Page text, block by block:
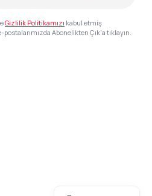
Gizlilik Politikamızı kabul etmiş
Abonelikten Çık'a tıklayın.